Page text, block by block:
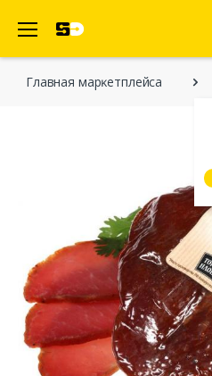
Главная марĸетплейса